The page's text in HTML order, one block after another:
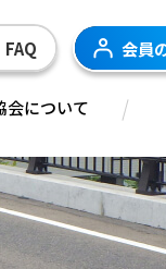
会について
FAQ 会員